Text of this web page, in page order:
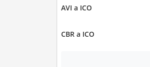
AVI a ICO
CBR a ICO